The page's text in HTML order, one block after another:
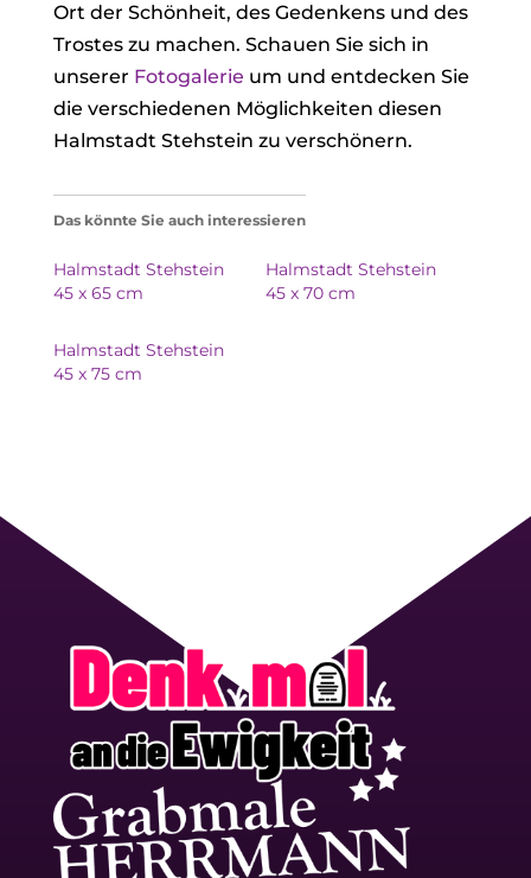
Ort der Schönheit, des Gedenkens und des
Trostes zu machen. Schauen Sie sich in
unserer Fotogalerie um und entdecken Sie
die verschiedenen Möglichkeiten diesen
Halmstadt Stehstein zu verschönern.
Das könnte Sie auch interessieren
Halmstadt Stehstein
45 x 65 cm
Halmstadt Stehstein
45 x 70 cm
Halmstadt Stehstein
45 x 75 cm